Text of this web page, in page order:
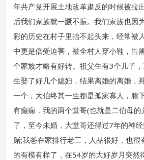
年共产党开展土地改革肃反的时候被拉
后我们家族就一蹶不振。我们家族也因
彩的历史在村子里抬不起头来，经常被
中更是倍受迫害，被全村人穿小鞋，告
个家族才略有好转。祖父生有3个儿子
生娶了好几个媳妇，结果离婚的离婚，
一个，大伯终其一生都是孤家寡人，膝
有癫痫，我的两个堂哥(也就是二伯母
了，至今未婚，大堂哥还得过7年的神
赌;我爸在家排行老三，人品很好，也很
的有模有样了，在54岁的大好岁月突然